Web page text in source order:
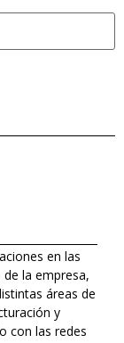
en las
la empresa,
áreas de
y
con las redes